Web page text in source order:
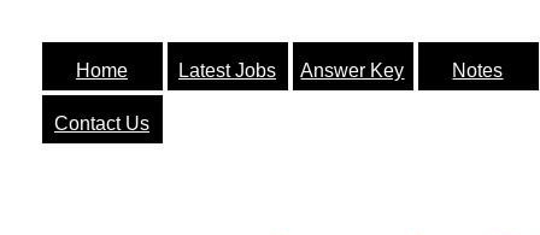
Home Latest Jobs Answer Key Notes
Contact Us